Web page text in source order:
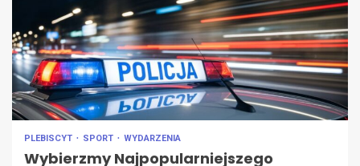
PLEBISCYT SPORT WYDARZENIA
Wybierzmy Najpopularniejszego